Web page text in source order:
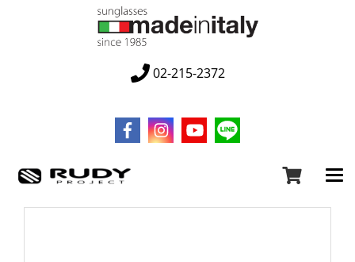
02-215-2372